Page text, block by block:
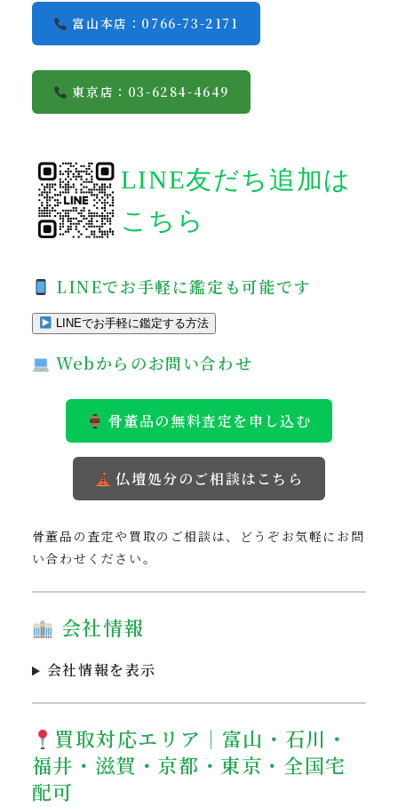
富山本店：0766-73-2171
東京店：03-6284-4649
LINE友だち追加は
こちら
LINEでお手軽に鑑定も可能です
LINEでお手軽に鑑定する方法
Webからのお問い合わせ
骨董品の無料査定を申し込む
仏壇処分のご相談はこちら
骨董品の査定や買取のご相談は、どうぞお気軽にお問
い合わせください。
会社情報
会社情報を表示
買取対応エリア｜富山・石川・
福井・滋賀・京都・東京・全国宅
配可